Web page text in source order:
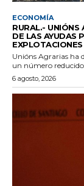
ECONOMÍA
RURAL.- UNIÓNS
DE LAS AYUDAS
EXPLOTACIONES
Unións Agrarias ha
un número
6 agosto, 2026